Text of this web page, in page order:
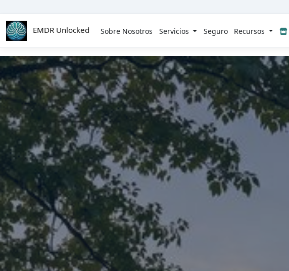
EMDR Unlocked Sobre Nosotros Servicios Seguro Recursos